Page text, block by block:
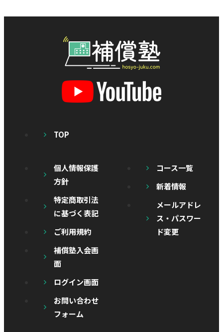
TOP
個人情報保護
方針
特定商取引法
に基づく表記
ご利用規約
補償塾入会画
面
ログイン画面
お問い合わせ
フォーム
コース一覧
新着情報
メールアドレ
ス・パスワー
ド変更